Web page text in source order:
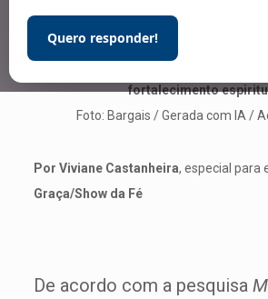
Quero responder!
Mulheres encontram, na igreja,
fortalecimento
Foto: Bargais / Gerada com IA /
Por Viviane Castanheira, especial para
Graça/Show da Fé
De acordo com a pesquisa